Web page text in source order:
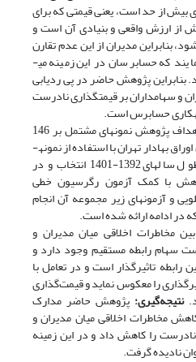
از حد است، یعنی قیمتی که برای
از ارزش واقعی و بنیادی آن است و
بنابراین مدیران از این عدم تقارن
که حسابرسان در این زمینه می­
بنابراین پژوهش حاضر در پی ردیابی
و سهامداران بر قیمت­گذاری نادرست
حسابرس است.
پژوهش نمونه­ای مشتمل بر 146
بهادار تهرانبا استفاده از نمونه­
گیری حذف سیستماتیک در طول سال­های 1392-1401 انتخاب و در
با کمک آزمون رگرسیون خطی
و آزمون­های زیر مجموعه آن انجام
در ادامه ارائه شده است.
مخاطرات اخلاقی میان مدیران و
سهام رابطه مستقیم وجود دارد و
رابطه تاثیرگذار است و در تعامل با
را معکوس نماید و قیمت‌گذاری
نتیجه‌گیری:پژوهش حاضر مدارک
مخاطرات اخلاقی میان مدیران و
را کاهش داد و در این زمینه
نادیده گرفت.